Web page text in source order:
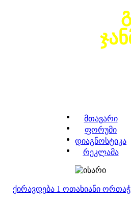
მთავარი
ფორუმი
დიაგნოსტიკა
რეკლამა
ქირავდება 1 ოთახიანი